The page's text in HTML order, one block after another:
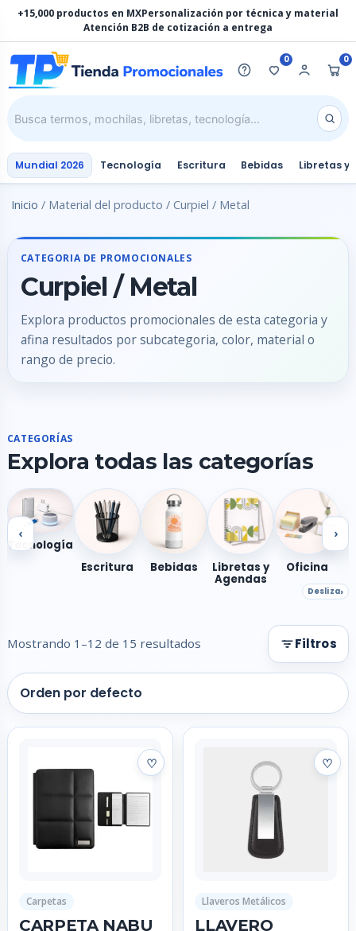
contenido
+15,000 productos en MXPersonalización por técnica y material
Atención B2B de cotización a entrega
0 0
Mundial 2026 Tecnología Escritura Bebidas Libretas y
Inicio / Material del producto / Curpiel / Metal
CATEGORIA DE PROMOCIONALES
Curpiel / Metal
Explora productos promocionales de esta categoria y
afina resultados por subcategoria, color, material o
rango de precio.
CATEGORÍAS
Explora todas las categorías
‹
Tecnología
Escritura
Bebidas Libretas y
Agendas
Oficina
›
Desliza
Mostrando 1–12 de 15 resultados Filtros
Carpetas
CARPETA NABU
Llaveros Metálicos
LLAVERO